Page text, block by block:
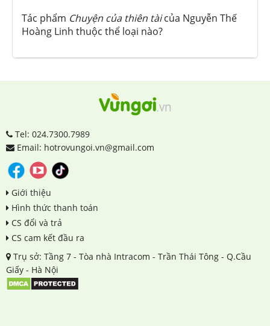
Tác phẩm Chuyện của thiên tàicủa Nguyễn Thế
Hoàng Linh thuộc thể loại nào?
Tel: 024.7300.7989
Email: hotrovungoi.vn@gmail.com
Giới thiệu
Hình thức thanh toán
CS đổi và trả
CS cam kết đầu ra
Trụ sở: Tầng 7 - Tòa nhà Intracom - Trần Thái Tông - Q.Cầu
Giấy - Hà Nội